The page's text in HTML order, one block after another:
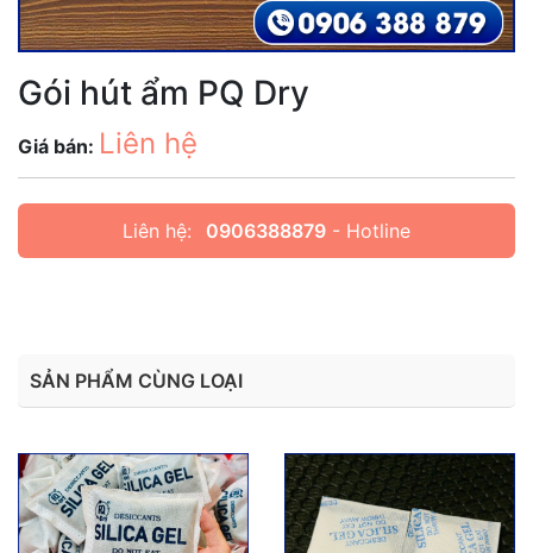
Gói hút ẩm PQ Dry
Giá bán: Liên hệ
Liên hệ: 0906388879 - Hotline
SẢN PHẨM CÙNG LOẠI